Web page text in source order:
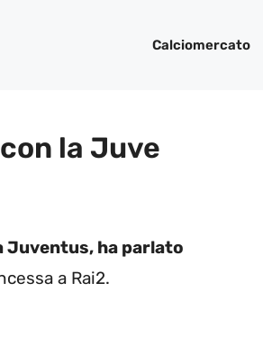
Calciomercato
la Juve
Juventus, ha parlato
a Rai2.